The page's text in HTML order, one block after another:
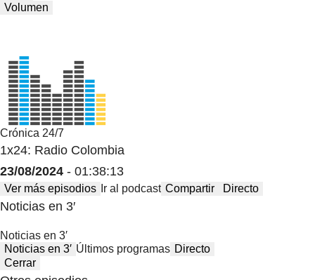
Volumen
Crónica 24/7
1x24: Radio Colombia
23/08/2024 - 01:38:13
Ver más episodios Ir al podcast Compartir Directo
Noticias en 3′
Noticias en 3′
Noticias en 3′ Últimos programas Directo
Cerrar